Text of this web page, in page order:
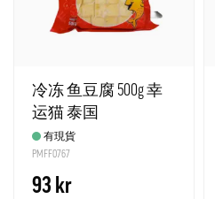
冷冻 鱼豆腐 500g 幸
运猫 泰国
有現貨
PMFF0767
93 kr